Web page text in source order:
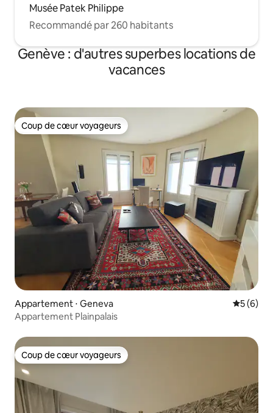
Musée Patek Philippe
Recommandé par 260 habitants
Genève : d'autres superbes locations de
vacances
Coup de cœur voyageurs
Coup de cœur voyageurs
Appartement ⋅ Geneva
5 (6)
Appartement Plainpalais
Coup de cœur voyageurs
Coup de cœur voyageurs